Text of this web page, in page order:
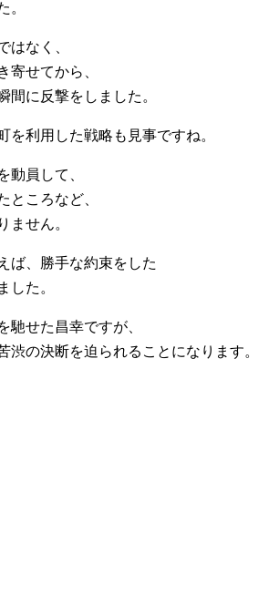
。
はなく、
寄せてから、
間に反撃をしました。
を利用した戦略も見事ですね。
動員して、
ところなど、
ません。
ば、勝手な約束をした
した。
馳せた昌幸ですが、
渋の決断を迫られることになります。